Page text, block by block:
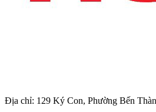
Địa chỉ: 129 Ký Con, Phường Bến